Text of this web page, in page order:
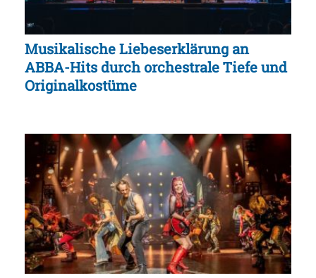
Musikalische Liebeserklärung an
ABBA-Hits durch orchestrale Tiefe und
Originalkostüme